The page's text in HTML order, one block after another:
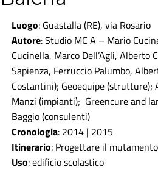
Luogo: Guastalla (RE), via Rosario
Autore: Studio MC A – Mario
Cucinella, Marco Dell’Agli, Alberto
Sapienza, Ferruccio Palumbo,
Costantini); Geoequipe (strutture);
Manzi (impianti); Greencure and
Baggio (consulenti)
Cronologia: 2014 | 2015
Itinerario: Progettare il mutamento
Uso: edificio scolastico